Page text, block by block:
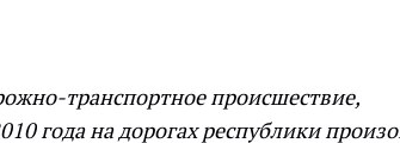
транспортное происшествие,
года на дорогах республики